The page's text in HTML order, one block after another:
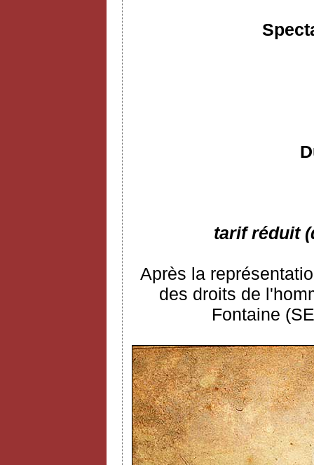
tarif réduit
Après la
des droits de
Fontaine